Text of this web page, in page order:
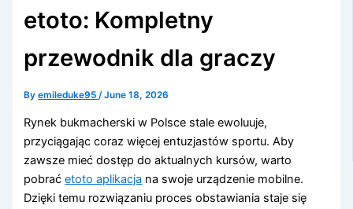
etoto: Kompletny
przewodnik dla graczy
Byemileduke95 /June 18, 2026
Rynek bukmacherski w Polsce stale ewoluuje,
przyciągając coraz więcej entuzjastów sportu. Aby
zawsze mieć dostęp do aktualnych kursów, warto
pobraćetoto aplikacja na swoje urządzenie mobilne.
Dzięki temu rozwiązaniu proces obstawiania staje się